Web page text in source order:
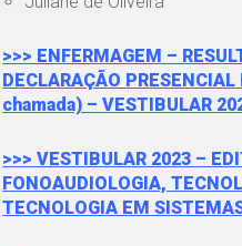
>>> ENFERMAGEM –
DECLARAÇÃO
chamada) – VESTIBULAR
>>> VESTIBULAR 2023 –
FONOAUDIOLOGIA,
TECNOLOGIA EM